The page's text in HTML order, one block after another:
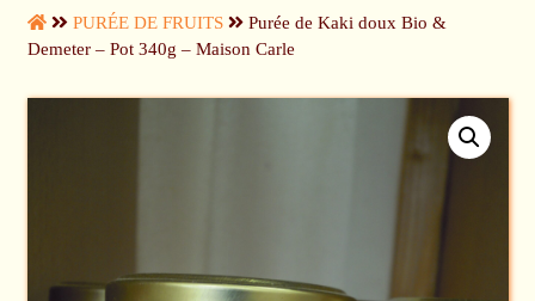
PURÉE DE FRUITS
Purée de Kaki doux Bio &
Demeter – Pot 340g – Maison Carle